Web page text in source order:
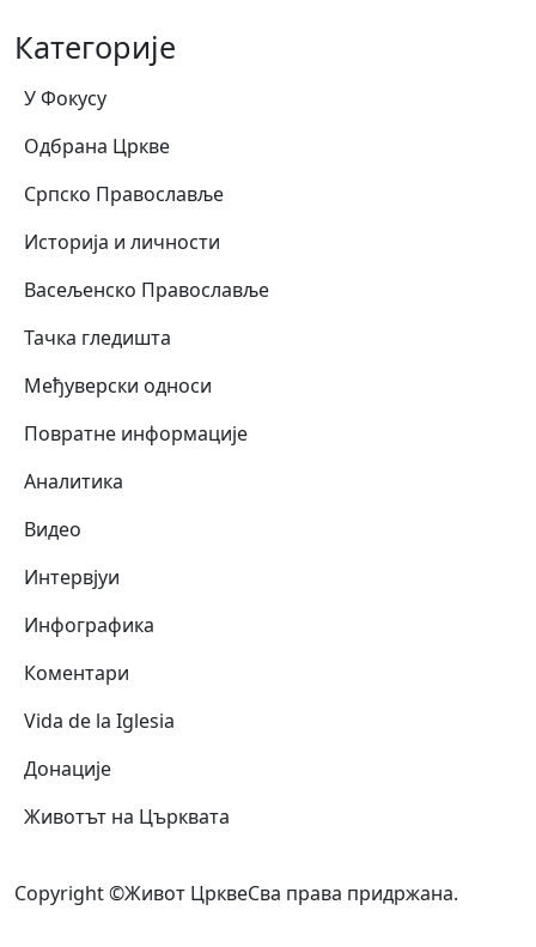
Категорије
У Фокусу
Одбрана Цркве
Српско Православље
Историја и личности
Васељенско Православље
Тачка гледишта
Међуверски односи
Повратне информације
Аналитика
Видео
Интервјуи
Инфографика
Коментари
Vida de la Iglesia
Донације
Животът на Църквата
Copyright ©Живот ЦрквеСва права придржана.